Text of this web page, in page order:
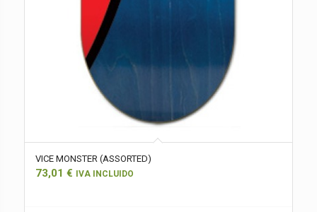
VICE MONSTER (ASSORTED)
73,01 € IVA INCLUIDO